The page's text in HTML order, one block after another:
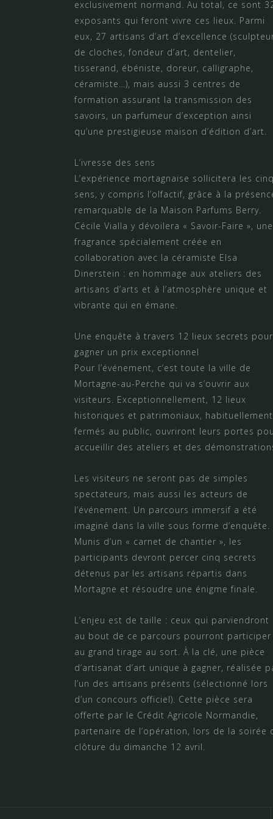
exclusivement normand. Au total, ce sont
exposants qui feront vivre ces lieux. Parmi
eux, 27 artisans d’art d’excellence
de cloches, fondeur d’art, dentelier,
tisserand, ébéniste, doreur, calligraphe,
céramiste…), mais aussi 3 centres de
formation assurant la transmission des
savoirs, un parfumeur d’exception ainsi
qu’une prestigieuse maison d’édition d’art.
L’ivresse des sens
L’expérience mortagnaise sollicitera les cinq
sens, y compris l’olfactif, grâce à la
remarquable de la Maison Parfums Berry.
Cécile Vialla y dévoilera « Savoir-Faire », une
fragrance spécialement créée en
collaboration avec la céramiste Elsa
Dinerstein : en hommage aux ateliers des
artisans d’arts et à l’atmosphère unique et
vibrante qui en émane.
Une enquête à travers 12 lieux secrets pour
gagner un prix exceptionnel
Pour l’événement, c’est toute la ville de
Mortagne-au-Perche qui va s’ouvrir aux
visiteurs. Exceptionnellement, 12 lieux
historiques et patrimoniaux, habituellement
fermés au public, ouvriront leurs portes
accueillir des ateliers et des
Les visiteurs ne seront pas de simples
spectateurs, mais aussi les acteurs de
l’événement. Un parcours immersif a été
imaginé dans la ville sous forme d’enquête.
Munis d’un « carnet de chantier », les
participants devront percer cinq secrets
détenus par les artisans répartis dans
Mortagne et résoudre une énigme finale.
L’enjeu est de taille : ceux qui parviendront
au bout de ce parcours pourront participer
au grand tirage au sort. À la clé, une pièce
d’artisanat d’art unique à gagner, réalisée
l’un des artisans présents (sélectionné lors
d’un concours officiel). Cette pièce sera
offerte par le Crédit Agricole Normandie,
partenaire de l’opération, lors de la soirée
clôture du dimanche 12 avril.